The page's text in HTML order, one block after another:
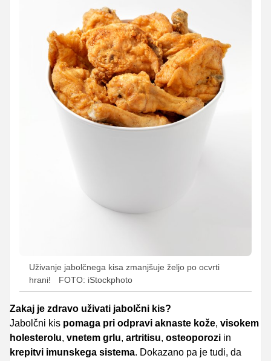
Uživanje jabolčnega kisa zmanjšuje željo po ocvrti
hrani!
FOTO: iStockphoto
Zakaj je zdravo uživati jabolčni kis?
Jabolčni kis pomaga pri odpravi aknaste kože, visokem
holesterolu, vnetem grlu, artritisu, osteoporozi in
krepitvi imunskega sistema. Dokazano pa je tudi, da